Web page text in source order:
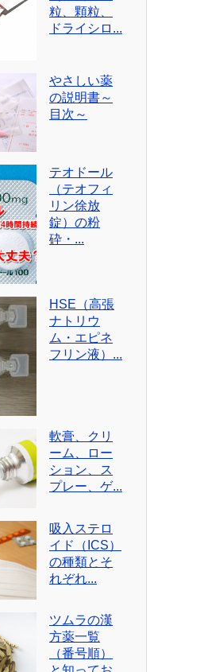
粒、顆粒、
ドライシロ...
やさしい薬
の説明書～
目次～
テオドール
（テオフィ
リン徐放
錠）の粉
砕・...
HSE（高張
ナトリウ
ム・エピネ
フリン液）...
軟膏、クリ
ーム、ロー
ション、ス
プレー、ゲ...
吸入ステロ
イド（ICS）
の種類とそ
れぞれ...
ツムラの漢
方薬一覧
（番号順）